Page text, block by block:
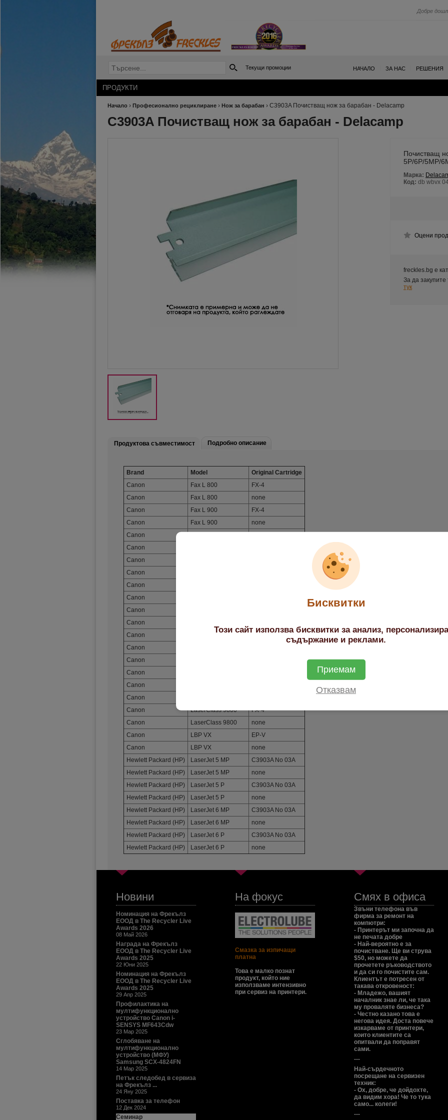
Добре
Текущи промоции НАЧАЛО ЗА НАС РЕШЕНИЯ
ПРОДУКТИ
Начало › Професионално рециклиране › Нож за барабан › C3903A Почистващ нож за барабан - Delacamp
C3903A Почистващ нож за барабан - Delacamp
Почистващ
5P/6P/5MP/
Марка:
Код: db wbvx
Оцени
freckles.bg е
За да
тук
Продуктова съвместимост Подробно описание
Brand Model
Original Cartridge
Canon
Fax L 800
FX-4
Canon
Fax L 800
none
Canon
Fax L 900
FX-4
Canon
Fax L 900
none
Canon
Canon
Canon
Canon
Canon
Canon
Canon
Canon
Canon
Canon
Canon
Canon
Canon
Canon
Canon
LaserClass 9800
FX-4
Canon
LaserClass 9800
none
Canon
LBP VX
EP-V
Canon
LBP VX
none
Hewlett Packard (HP)
LaserJet 5 MP
C3903A No 03A
Hewlett Packard (HP)
LaserJet 5 MP
none
Hewlett Packard (HP)
LaserJet 5 P
C3903A No 03A
Hewlett Packard (HP)
LaserJet 5 P
none
Hewlett Packard (HP)
LaserJet 6 MP
C3903A No 03A
Hewlett Packard (HP)
LaserJet 6 MP
none
Hewlett Packard (HP)
LaserJet 6 P
C3903A No 03A
Hewlett Packard (HP)
LaserJet 6 P none
Новини
Номинация на Фрекълз
ЕООД в The Recycler Live
Awards 2026
08 Май 2026
Награда на Фрекълз
ЕООД в The Recycler Live
Awards 2025
22 Юни 2025
Номинация на Фрекълз
ЕООД в The Recycler Live
Awards 2025
29 Апр 2025
Профилактика на
мултифункционално
устройство Canon i-
SENSYS MF643Cdw
23 Мар 2025
Сглобяване на
мултифункционално
устройство (МФУ)
Samsung SCX-4824FN
14 Мар 2025
Петък следобед в сервиза
на Фрекълз ...
24 Яну 2025
Поставка за телефон
12 Дек 2024
Семинар
На фокус
Смазка за изпичащи
платна
Това е малко познат
продукт, който ние
използваме интензивно
при сервиз на принтери.
Смях в офиса
Звъни телефона във
фирма за ремонт на
компютри:
- Принтерът ми започна да
не печата добре
- Най-вероятно е за
почистване. Ще ви струва
$50, но можете да
прочетете ръководството
и да си го почистите сам.
Клиентът е потресен от
такава откровеност:
- Младежо, вашият
началник знае ли, че така
му проваляте бизнеса?
- Честно казано това е
негова идея. Доста повече
изкарваме от принтери,
които клиентите са
опитвали да поправят
сами.
---
Най-сърдечното
посрещане на сервизен
техник:
- Ох, добре, че дойдохте,
да видим хора! Че то тука
само... колеги!
---
Бисквитки
Този сайт използва бисквитки за анализ,
съдържание и реклами.
Приемам
Отказвам